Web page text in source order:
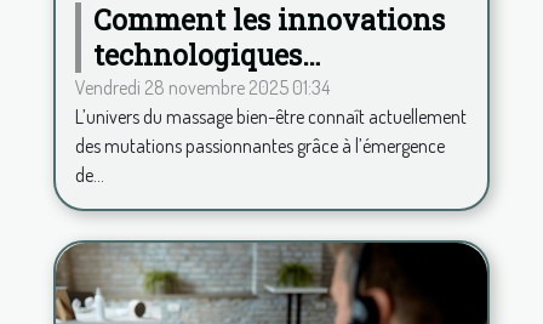
Comment les innovations
technologiques
transforment-elles le
secteur du massage bien-
être ?
Vendredi 28 novembre 2025 01:34
L’univers du massage bien-être connaît actuellement
des mutations passionnantes grâce à l’émergence
de...